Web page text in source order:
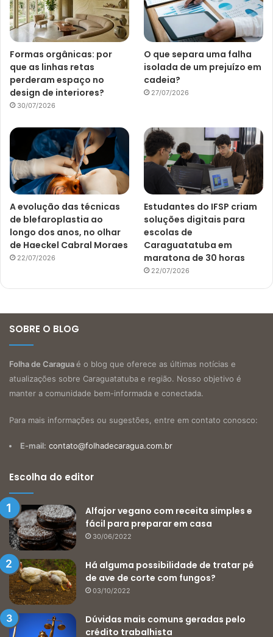
Formas orgânicas: por
que as linhas retas
perderam espaço no
design de interiores?
30/07/2026
O que separa uma falha
isolada de um prejuízo em
cadeia?
27/07/2026
A evolução das técnicas
de blefaroplastia ao
longo dos anos, no olhar
de Haeckel Cabral Moraes
22/07/2026
Estudantes do IFSP criam
soluções digitais para
escolas de
Caraguatatuba em
maratona de 30 horas
22/07/2026
SOBRE O BLOG
Folha de Caraguaé o blog que oferece as últimas notícias e
atualizações sobre Caraguatatuba e região. Nosso objetivo é
manter a comunidade bem-informada e conectada.
Para mais informações ou sugestões, entre em contato conosco:
E-mail: contato@folhadecaragua.com.br
Escolha do editor
Alfajor vegano com receita simples e
fácil para preparar em casa
30/06/2022
Há alguma possibilidade de tratar pé
de ave de corte com fungos?
03/10/2022
Dúvidas mais comuns geradas pelo
crédito trabalhista